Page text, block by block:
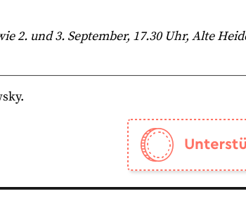
2. und 3. September, 17.30 Uhr, Alte